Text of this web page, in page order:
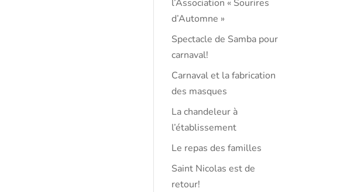
l’Association « Sourires
d’Automne »
Spectacle de Samba pour
carnaval!
Carnaval et la fabrication
des masques
La chandeleur à
l’établissement
Le repas des familles
Saint Nicolas est de
retour!